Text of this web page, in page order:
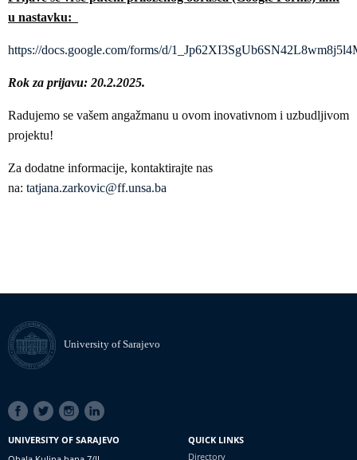
u nastavku:
https://docs.google.com/forms/d/
Rok za prijavu: 20.2.2025.
Radujemo se vašem angažmanu u ovom inovativnom i uzbudljivom
projektu!
Za dodatne informacije, kontaktirajte nas
na: tatjana.zarkovic@ff.unsa.ba
University of Sarajevo
SOCIAL
LINKS
UNIVERSITY OF SARAJEVO
QUICK LINKS
Directory